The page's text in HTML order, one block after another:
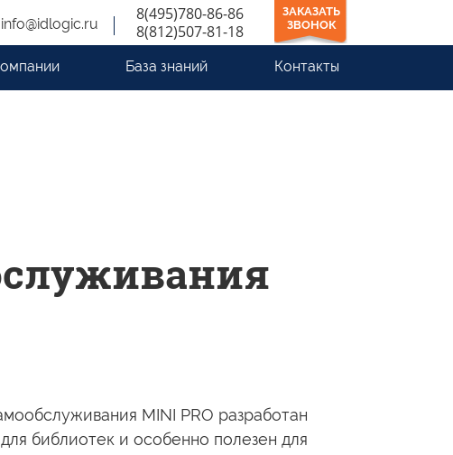
info@idlogic.ru
8(495)780-86-86
8(812)507-81-18
ЗАКАЗАТЬ
ЗВОНОК
База знаний Контакты
MINI PRO разработан
библиотек и особенно полезен для